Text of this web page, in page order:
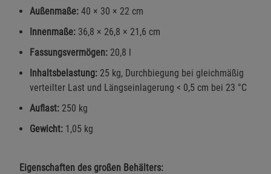
Außenmaße: 40 × 30 × 22 cm
Innenmaße: 36,8 × 26,8 × 21,6 cm
Fassungsvermögen: 20,8 l
Inhaltsbelastung: 25 kg, Durchbiegung bei gleichmäßig
verteilter Last und Längseinlagerung < 0,5 cm bei 23 °C
Auflast: 250 kg
Gewicht: 1,05 kg
Eigenschaften des großen Behälters: